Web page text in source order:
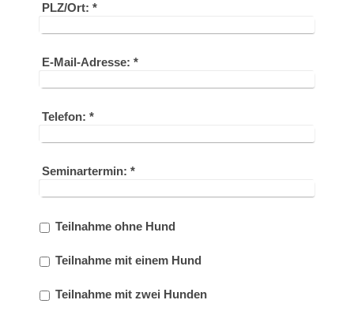
PLZ/Ort: *
E-Mail-Adresse: *
Telefon: *
Seminartermin: *
Teilnahme ohne Hund
Teilnahme mit einem Hund
Teilnahme mit zwei Hunden